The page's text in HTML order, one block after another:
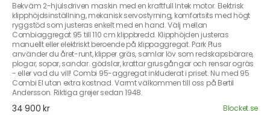
Bekväm 2-hjulsdriven maskin med en kraftfull Intek motor. Elektrisk
klipphöjdsinställning, mekanisk servostyrning, komfortsits med högt
ryggstöd som justeras enkelt med en hand. Välj mellan
Combiaggregat 95 till 110 cm klippbredd. Klipphöjden justeras
manuellt eller elektriskt beroende på klippaggregat. Park Plus
använder du året-runt, klipper gräs, samlar löv som redskapsbärare,
plogar, sopar, sandar. gödslar, krattar grusgångar och rensar ogräs
- eller vad du vill! Combi 95-aggregat inkluderat i priset. Nu med 95
Combi El utan extra kostnad. Varmt välkommen till oss på Bertil
Andersson. Riktiga grejer sedan 1948.
34 900 kr Blocket.se